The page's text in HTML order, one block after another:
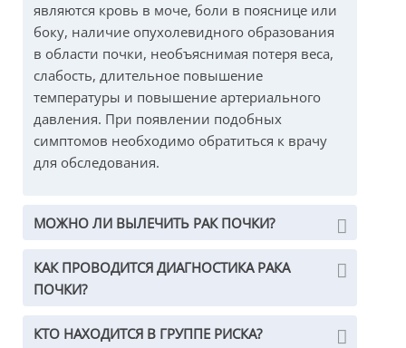
являются кровь в моче, боли в пояснице или
боку, наличие опухолевидного образования
в области почки, необъяснимая потеря веса,
слабость, длительное повышение
температуры и повышение артериального
давления. При появлении подобных
симптомов необходимо обратиться к врачу
для обследования.
МОЖНО ЛИ ВЫЛЕЧИТЬ РАК ПОЧКИ?
КАК ПРОВОДИТСЯ ДИАГНОСТИКА РАКА
ПОЧКИ?
КТО НАХОДИТСЯ В ГРУППЕ РИСКА?